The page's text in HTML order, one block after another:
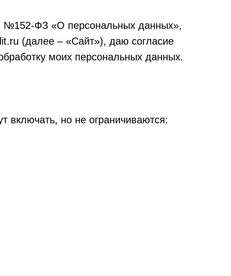
№152-ФЗ «О персональных данных»,
(далее – «Сайт»), даю согласие
моих персональных данных.
но не ограничиваются: